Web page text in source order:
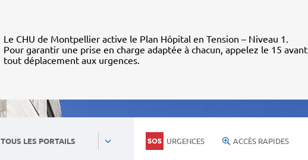
Le CHU de Montpellier active le Plan Hôpital en Tension – Niveau 1.
Pour garantir une prise en charge adaptée à chacun, appelez le 15 avant
tout déplacement aux urgences.
TOUS LES PORTAILS URGENCES ACCÈS RAPIDES